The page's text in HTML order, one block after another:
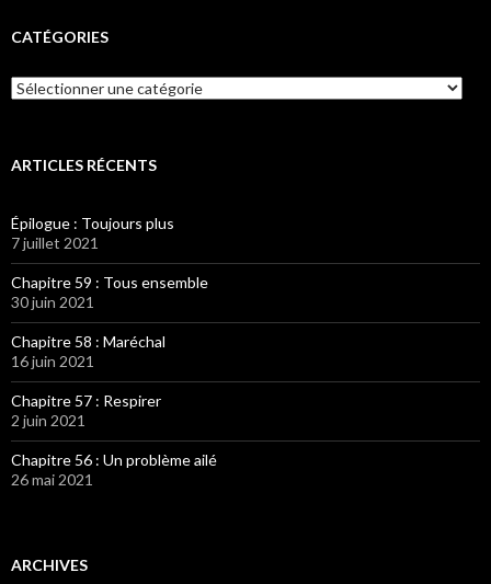
CATÉGORIES
Catégories
ARTICLES RÉCENTS
Épilogue : Toujours plus
7 juillet 2021
Chapitre 59 : Tous ensemble
30 juin 2021
Chapitre 58 : Maréchal
16 juin 2021
Chapitre 57 : Respirer
2 juin 2021
Chapitre 56 : Un problème ailé
26 mai 2021
ARCHIVES